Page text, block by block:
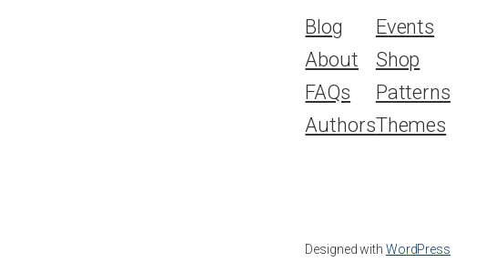
Blog
About
FAQs
Authors
Events
Shop
Patterns
Themes
Designed with WordPress